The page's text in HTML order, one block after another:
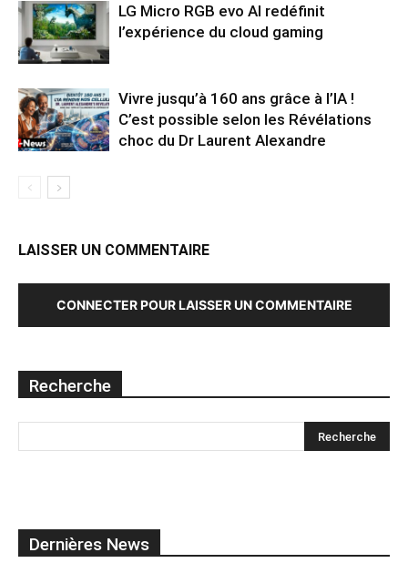
LG Micro RGB evo AI redéfinit
l’expérience du cloud gaming
Vivre jusqu’à 160 ans grâce à l’IA !
C’est possible selon les Révélations
choc du Dr Laurent Alexandre
LAISSER UN COMMENTAIRE
CONNECTER POUR LAISSER UN COMMENTAIRE
Recherche
Dernières News